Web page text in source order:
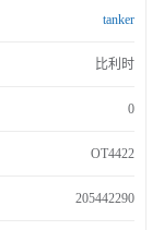
tanker
比利时
0
OT4422
205442290